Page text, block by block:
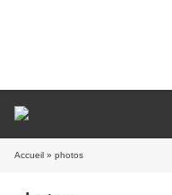
Accueil » photos